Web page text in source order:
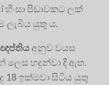
පීඩාවකට ලක්
යුතු ය.
අනුව වයස
ලෙස හදුන්වා දී ඇත.
18 ඉක්මවා සිටිය යුතු